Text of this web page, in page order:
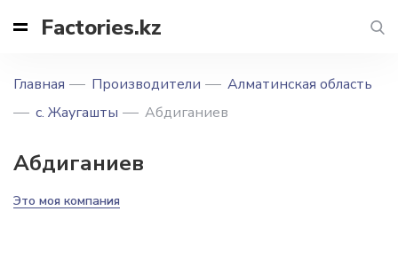
Factories.kz
Главная Производители
Алматинская область
с. Жаугашты
Абдиганиев
Абдиганиев
Это моя компания